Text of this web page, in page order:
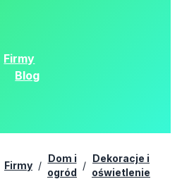
Firmy
Blog
Firmy /
Dom i
ogród
/
Dekoracje i
oświetlenie